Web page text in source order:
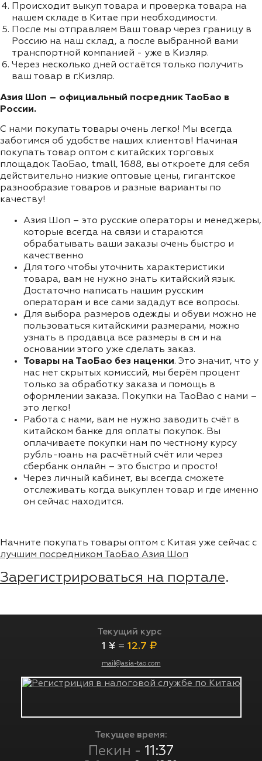
Происходит выкуп товара и проверка товара на
нашем складе в Китае при необходимости.
После мы отправляем Ваш товар через границу в
Россию на наш склад, а после выбранной вами
транспортной компанией - уже в Кизляр.
Через несколько дней остаётся только получить
ваш товар в г.Кизляр.
Азия Шоп – официальный посредник ТаоБао в
России.
С нами покупать товары очень легко! Мы всегда
заботимся об удобстве наших клиентов! Начиная
покупать товар оптом с китайских торговых
площадок ТаоБао, tmall, 1688, вы откроете для себя
действительно низкие оптовые цены, гигантское
разнообразие товаров и разные варианты по
качеству!
Азия Шоп – это русские операторы и менеджеры,
которые всегда на связи и стараются
обрабатывать ваши заказы очень быстро и
качественно
Для того чтобы уточнить характеристики
товара, вам не нужно знать китайский язык.
Достаточно написать нашим русским
операторам и все сами зададут все вопросы.
Для выбора размеров одежды и обуви можно не
пользоваться китайскими размерами, можно
узнать в продавца все размеры в см и на
основании этого уже сделать заказ.
Товары на ТаоБао без наценки. Это значит, что у
нас нет скрытых комиссий, мы берём процент
только за обработку заказа и помощь в
оформлении заказа. Покупки на TaoBao с нами –
это легко!
Работа с нами, вам не нужно заводить счёт в
китайском банке для оплаты покупок. Вы
оплачиваете покупки нам по честному курсу
рубль-юань на расчётный счёт или через
сбербанк онлайн – это быстро и просто!
Через личный кабинет, вы всегда сможете
отслеживать когда выкуплен товар и где именно
он сейчас находится.
Начните покупать товары оптом с Китая уже сейчас с
лучшим посредником ТаоБао Азия Шоп
Зарегистрироваться на портале.
Текущий курс
1 ¥ = 12.7 ₽
mail@asia-tao.com
Текущее время:
Пекин - 11:37